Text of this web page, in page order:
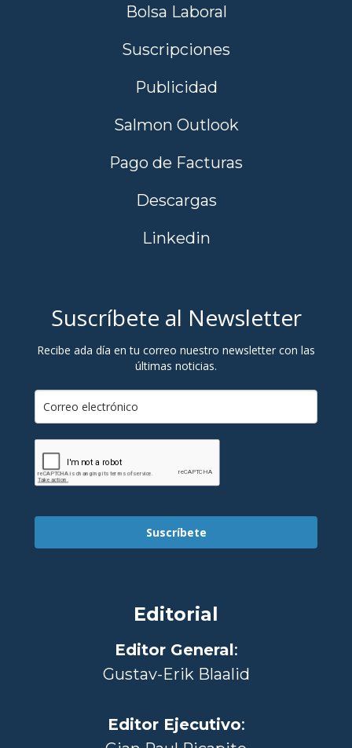
Bolsa Laboral
Suscripciones
Publicidad
Salmon Outlook
Pago de Facturas
Descargas
Linkedin
Suscríbete al Newsletter
Recibe ada día en tu correo nuestro newsletter con las
últimas noticias.
Suscríbete
Editorial
Editor General:
Gustav-Erik Blaalid
Editor Ejecutivo: